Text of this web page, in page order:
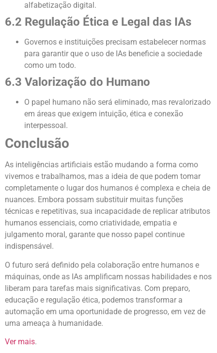
alfabetização digital.
6.2 Regulação Ética e Legal das IAs
Governos e instituições precisam estabelecer normas
para garantir que o uso de IAs beneficie a sociedade
como um todo.
6.3 Valorização do Humano
O papel humano não será eliminado, mas revalorizado
em áreas que exigem intuição, ética e conexão
interpessoal.
Conclusão
As inteligências artificiais estão mudando a forma como
vivemos e trabalhamos, mas a ideia de que podem tomar
completamente o lugar dos humanos é complexa e cheia de
nuances. Embora possam substituir muitas funções
técnicas e repetitivas, sua incapacidade de replicar atributos
humanos essenciais, como criatividade, empatia e
julgamento moral, garante que nosso papel continue
indispensável.
O futuro será definido pela colaboração entre humanos e
máquinas, onde as IAs amplificam nossas habilidades e nos
liberam para tarefas mais significativas. Com preparo,
educação e regulação ética, podemos transformar a
automação em uma oportunidade de progresso, em vez de
uma ameaça à humanidade.
Ver mais.